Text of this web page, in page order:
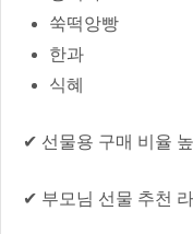
쑥떡앙빵
한과
식혜
✔ 선물용 구매 비율
✔ 부모님 선물 추천 라